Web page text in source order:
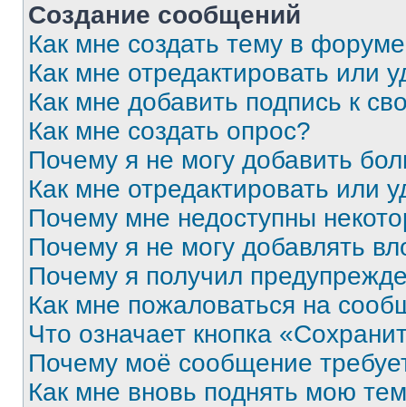
Создание сообщений
Как мне создать тему в
Как мне отредактировать или
Как мне добавить подпись к
Как мне создать опрос?
Почему я не могу добавить
Как мне отредактировать или
Почему мне недоступны
Почему я не могу добавлять
Почему я получил
Как мне пожаловаться на
Что означает кнопка
Почему моё сообщение
Как мне вновь поднять мою